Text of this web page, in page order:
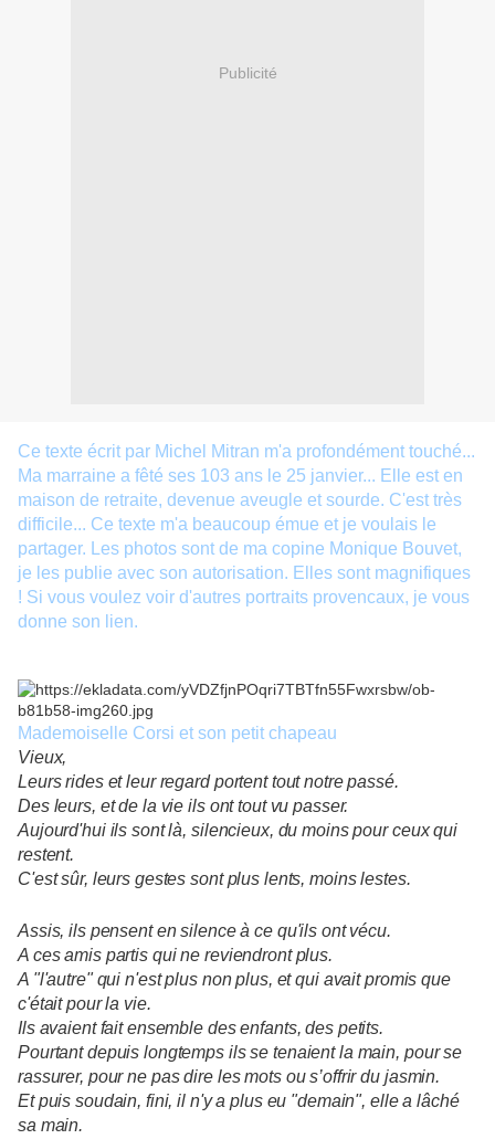
Publicité
Ce texte écrit par Michel Mitran m'a profondément touché...
Ma marraine a fêté ses 103 ans le 25 janvier... Elle est en
maison de retraite, devenue aveugle et sourde. C'est très
difficile... Ce texte m'a beaucoup émue et je voulais le
partager. Les photos sont de ma copine Monique Bouvet,
je les publie avec son autorisation. Elles sont magnifiques
! Si vous voulez voir d'autres portraits provencaux, je vous
donne son lien.
Mademoiselle Corsi et son petit chapeau
Vieux,
Leurs rides et leur regard portent tout notre passé.
Des leurs, et de la vie ils ont tout vu passer.
Aujourd'hui ils sont là, silencieux, du moins pour ceux qui
restent.
C'est sûr, leurs gestes sont plus lents, moins lestes.
Assis, ils pensent en silence à ce qu'ils ont vécu.
A ces amis partis qui ne reviendront plus.
A "l'autre" qui n'est plus non plus, et qui avait promis que
c'était pour la vie.
Ils avaient fait ensemble des enfants, des petits.
Pourtant depuis longtemps ils se tenaient la main, pour se
rassurer, pour ne pas dire les mots ou s’offrir du jasmin.
Et puis soudain, fini, il n'y a plus eu "demain", elle a lâché
sa main.